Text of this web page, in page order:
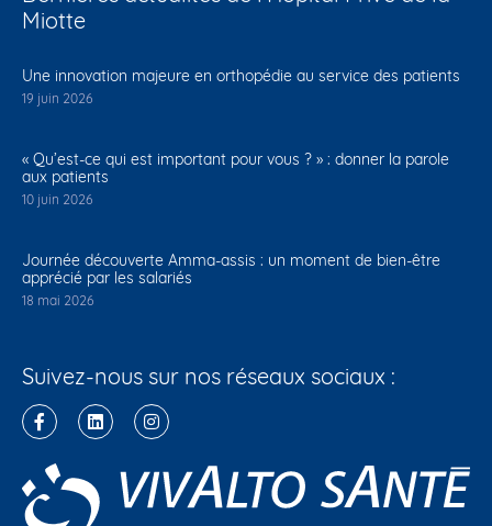
Miotte
Une innovation majeure en orthopédie au service des patients
19 juin 2026
« Qu’est-ce qui est important pour vous ? » : donner la parole
aux patients
10 juin 2026
Journée découverte Amma-assis : un moment de bien-être
apprécié par les salariés
18 mai 2026
Suivez-nous sur nos réseaux sociaux :